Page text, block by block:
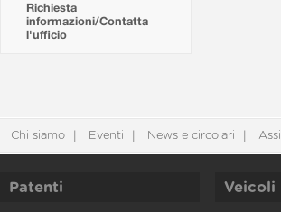
Richiesta
informazioni/Contatta
l'ufficio
Chi siamo Eventi News e circolari
Patenti Veicoli